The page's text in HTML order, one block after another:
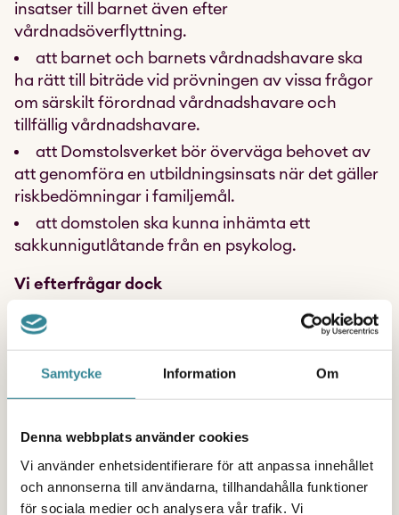
Samtycke Information Om
Denna webbplats använder cookies
Vi använder enhetsidentifierare för att anpassa innehållet
och annonserna till användarna, tillhandahålla funktioner
för sociala medier och analysera vår trafik. Vi
insatser till barnet även efter
vårdnadsöverflyttning.
att barnet och barnets vårdnadshavare ska
ha rätt till biträde vid prövningen av vissa frågor
om särskilt förordnad vårdnadshavare och
tillfällig vårdnadshavare.
att Domstolsverket bör överväga behovet av
att genomföra en utbildningsinsats när det gäller
riskbedömningar i familjemål.
att domstolen ska kunna inhämta ett
sakkunnigutlåtande från en psykolog.
Vi efterfrågar dock
en översyn över barns talerätt och barns rätt
boende och umgänge.
och påminner om barn och ungas rätt att komma
till tals i alla frågor som rör dem enligt artikel 12
barnkonventionen.